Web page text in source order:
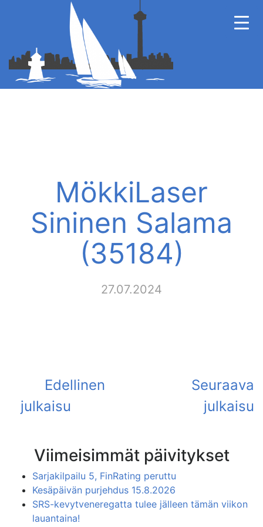
MökkiLaser
Sininen Salama
(35184)
27.07.2024
Viimeisimmät päivitykset
Sarjakilpailu 5, FinRating peruttu
Kesäpäivän purjehdus 15.8.2026
SRS-kevytveneregatta tulee jälleen tämän viikon
lauantaina!